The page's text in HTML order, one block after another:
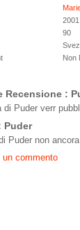
2001
90
Non
Recensione :
di Puder verr
Puder
Puder non
un commento